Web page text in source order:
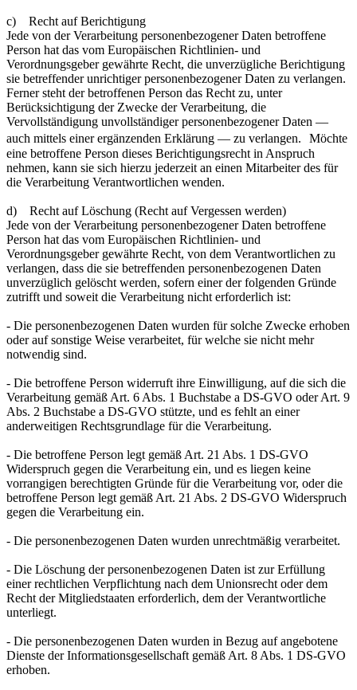
c) Recht auf Berichtigung
Jede von der Verarbeitung personenbezogener Daten betroffene
Person hat das vom Europäischen Richtlinien- und
Verordnungsgeber gewährte Recht, die unverzügliche Berichtigung
sie betreffender unrichtiger personenbezogener Daten zu verlangen.
Ferner steht der betroffenen Person das Recht zu, unter
Berücksichtigung der Zwecke der Verarbeitung, die
Vervollständigung unvollständiger personenbezogener Daten —
auch mittels einer ergänzenden Erklärung — zu verlangen. Möchte
eine betroffene Person dieses Berichtigungsrecht in Anspruch
nehmen, kann sie sich hierzu jederzeit an einen Mitarbeiter des für
die Verarbeitung Verantwortlichen wenden.
d) Recht auf Löschung (Recht auf Vergessen werden)
Jede von der Verarbeitung personenbezogener Daten betroffene
Person hat das vom Europäischen Richtlinien- und
Verordnungsgeber gewährte Recht, von dem Verantwortlichen zu
verlangen, dass die sie betreffenden personenbezogenen Daten
unverzüglich gelöscht werden, sofern einer der folgenden Gründe
zutrifft und soweit die Verarbeitung nicht erforderlich ist:
- Die personenbezogenen Daten wurden für solche Zwecke erhoben
oder auf sonstige Weise verarbeitet, für welche sie nicht mehr
notwendig sind.
- Die betroffene Person widerruft ihre Einwilligung, auf die sich die
Verarbeitung gemäß Art. 6 Abs. 1 Buchstabe a DS-GVO oder Art. 9
Abs. 2 Buchstabe a DS-GVO stützte, und es fehlt an einer
anderweitigen Rechtsgrundlage für die Verarbeitung.
- Die betroffene Person legt gemäß Art. 21 Abs. 1 DS-GVO
Widerspruch gegen die Verarbeitung ein, und es liegen keine
vorrangigen berechtigten Gründe für die Verarbeitung vor, oder die
betroffene Person legt gemäß Art. 21 Abs. 2 DS-GVO Widerspruch
gegen die Verarbeitung ein.
- Die personenbezogenen Daten wurden unrechtmäßig verarbeitet.
- Die Löschung der personenbezogenen Daten ist zur Erfüllung
einer rechtlichen Verpflichtung nach dem Unionsrecht oder dem
Recht der Mitgliedstaaten erforderlich, dem der Verantwortliche
unterliegt.
- Die personenbezogenen Daten wurden in Bezug auf angebotene
Dienste der Informationsgesellschaft gemäß Art. 8 Abs. 1 DS-GVO
erhoben.